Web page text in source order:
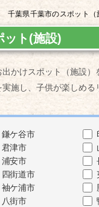
千葉県千葉市の スポット（
ット(施設)
かけスポット（施設）
施し、子供が楽しめる
鎌ケ谷市
君津市
浦安市
四街道市
袖ケ浦市
八街市